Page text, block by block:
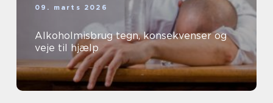
09. marts 2026
Alkoholmisbrug tegn, konsekvenser og
veje til hjælp